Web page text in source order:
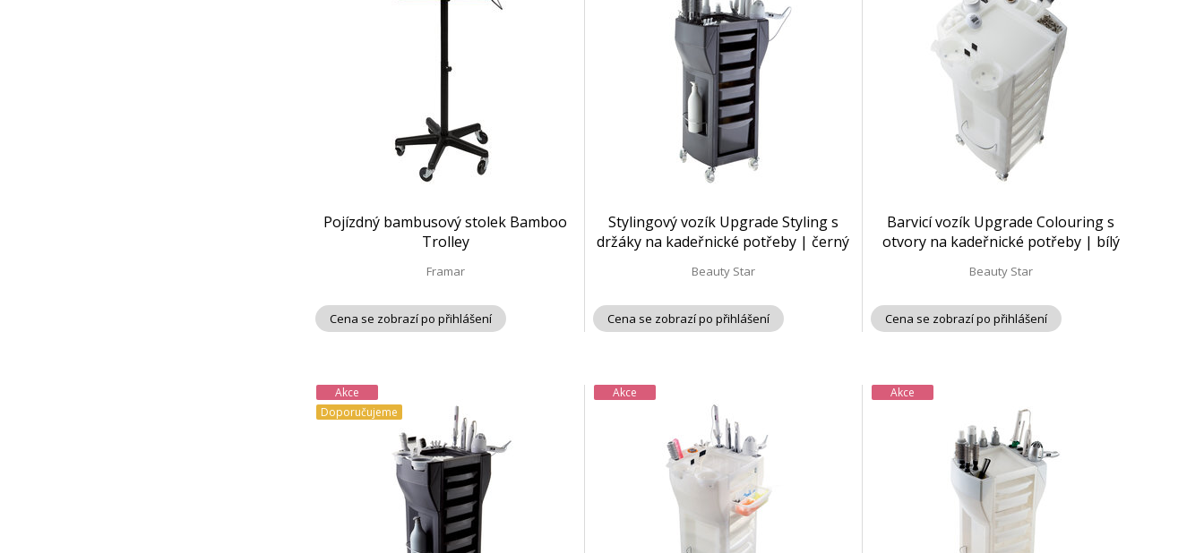
Pojízdný bambusový stolek Bamboo
Trolley
Framar
Cena se zobrazí po přihlášení
Stylingový vozík Upgrade Styling s
držáky na kadeřnické potřeby | černý
Beauty Star
Cena se zobrazí po přihlášení
Barvicí vozík Upgrade Colouring s
otvory na kadeřnické potřeby | bílý
Beauty Star
Cena se zobrazí po přihlášení
Akce
Doporučujeme
Akce Akce